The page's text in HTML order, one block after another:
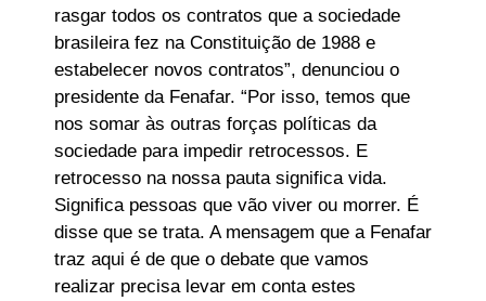
rasgar todos os contratos que a sociedade
brasileira fez na Constituição de 1988 e
estabelecer novos contratos”, denunciou o
presidente da Fenafar. “Por isso, temos que
nos somar às outras forças políticas da
sociedade para impedir retrocessos. E
retrocesso na nossa pauta significa vida.
Significa pessoas que vão viver ou morrer. É
disse que se trata. A mensagem que a Fenafar
traz aqui é de que o debate que vamos
realizar precisa levar em conta estes